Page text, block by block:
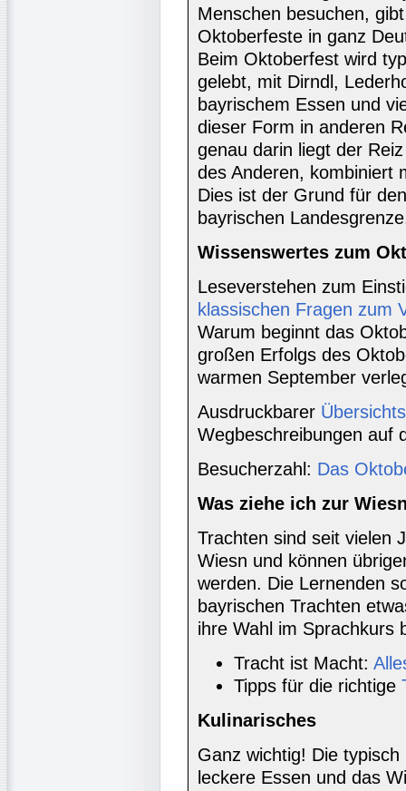
Menschen besuchen,
Oktoberfeste in ganz
Beim Oktoberfest wird
gelebt, mit Dirndl,
bayrischem Essen und
dieser Form in anderen
genau darin liegt der
des Anderen, kombiniert
Dies ist der Grund für
bayrischen
Wissenswertes zum
Leseverstehen zum
klassischen Fragen zum
Warum beginnt das
großen Erfolgs des
warmen September
Ausdruckbarer
Wegbeschreibungen auf
Besucherzahl: Das
Was ziehe ich zur
Trachten sind seit vielen
Wiesn und können
werden. Die Lernenden
bayrischen Trachten
ihre Wahl im Sprachkurs
Tracht ist Macht:
Tipps für die richtige
Kulinarisches
Ganz wichtig! Die
leckere Essen und das